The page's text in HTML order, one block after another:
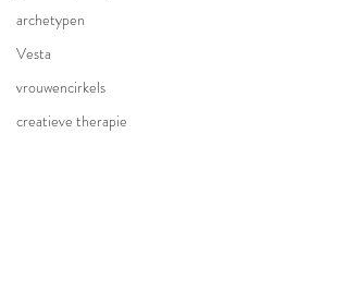
archetypen
Vesta
vrouwencirkels
creatieve therapie